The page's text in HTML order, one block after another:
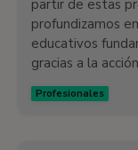
partir de estas
profundizamos
educativos
gracias a la
Profesionales